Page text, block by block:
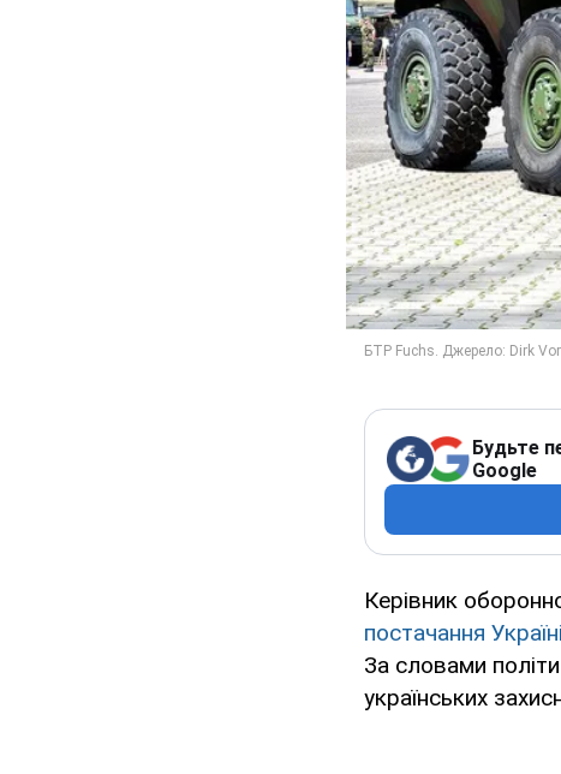
Будьте
Google
Керівник
постачання Україні
За словами
українських